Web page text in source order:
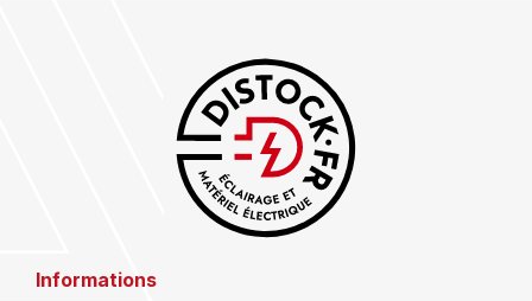
Informations